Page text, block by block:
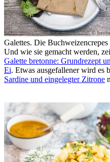
Galettes. Die
Und wie sie gemacht werden,
Galette bretonne: Grundrezept
Ei. Etwas ausgefallener wird es
Sardine und eingelegter Zitrone